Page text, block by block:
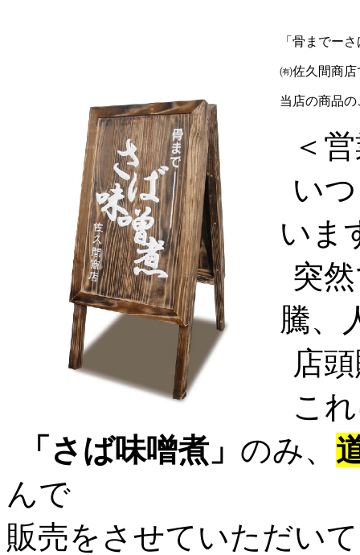
「骨までー
㈲佐久間商店
当店の商品
＜
い
いま
突
騰、
店
こ
「さば味噌煮」 のみ、
んで
販売をさせていただい